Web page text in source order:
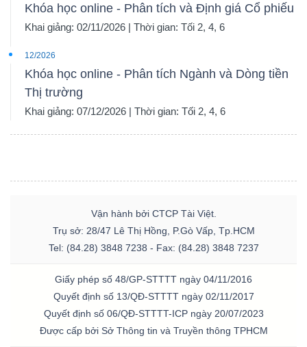
Khóa học online - Phân tích và Định giá Cổ phiếu
Khai giảng: 02/11/2026 | Thời gian: Tối 2, 4, 6
12/2026
Khóa học online - Phân tích Ngành và Dòng tiền
Thị trường
Khai giảng: 07/12/2026 | Thời gian: Tối 2, 4, 6
Vận hành bởi CTCP Tài Việt.
Trụ sở: 28/47 Lê Thị Hồng, P.Gò Vấp, Tp.HCM
Tel: (84.28) 3848 7238 - Fax: (84.28) 3848 7237
Giấy phép số 48/GP-STTTT ngày 04/11/2016
Quyết định số 13/QĐ-STTTT ngày 02/11/2017
Quyết định số 06/QĐ-STTTT-ICP ngày 20/07/2023
Được cấp bởi Sở Thông tin và Truyền thông TPHCM